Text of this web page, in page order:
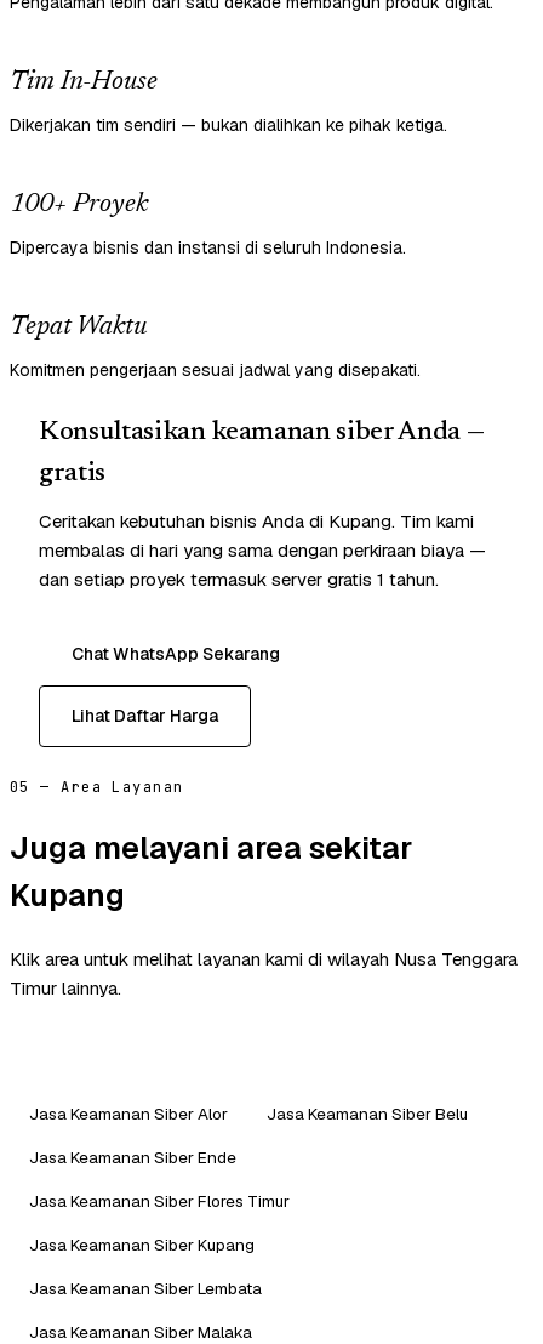
Tim In-House
Dikerjakan tim sendiri — bukan dialihkan ke pihak ketiga.
100+ Proyek
Dipercaya bisnis dan instansi di seluruh Indonesia.
Tepat Waktu
Komitmen pengerjaan sesuai jadwal yang disepakati.
Konsultasikan keamanan siber Anda —
gratis
Ceritakan kebutuhan bisnis Anda di Kupang. Tim kami
membalas di hari yang sama dengan perkiraan biaya —
dan setiap proyek termasuk server gratis 1 tahun.
Chat WhatsApp Sekarang
Lihat Daftar Harga
05 — Area Layanan
Juga melayani area sekitar
Kupang
Klik area untuk melihat layanan kami di wilayah Nusa Tenggara
Timur lainnya.
Jasa Keamanan Siber Alor
Jasa Keamanan Siber Belu
Jasa Keamanan Siber Ende
Jasa Keamanan Siber Flores Timur
Jasa Keamanan Siber Kupang
Jasa Keamanan Siber Lembata
Jasa Keamanan Siber Malaka